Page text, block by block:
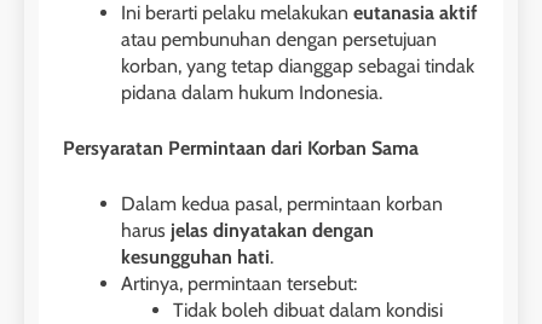
Ini berarti pelaku melakukan eutanasia aktif
atau pembunuhan dengan persetujuan
korban, yang tetap dianggap sebagai tindak
pidana dalam hukum Indonesia.
Persyaratan Permintaan dari Korban Sama
Dalam kedua pasal, permintaan korban
harus jelas dinyatakan dengan
kesungguhan hati.
Artinya, permintaan tersebut:
Tidak boleh dibuat dalam kondisi